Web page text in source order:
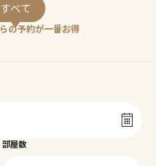
の予約が一番お得
すべて
部屋数